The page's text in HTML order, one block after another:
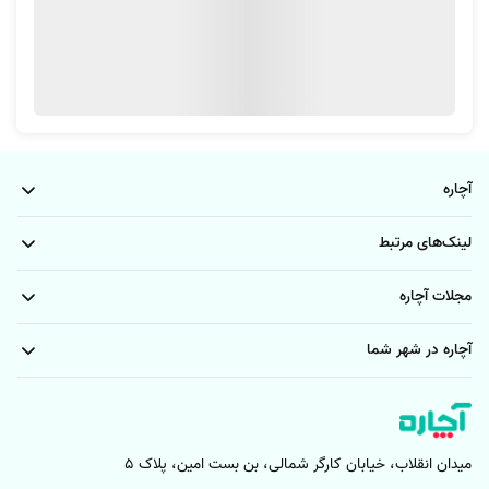
از آن‌جا که لازمه عملکرد یک نصاب تلویزیون در تورنتو، برقراری ارتباط و ارائه
ایرانی توسط آچاره با شما سینک می‌شود تا برای درک بهتر از مشکلات فنی و
مفاهیم فنی به زبان انگلیسی را تجربه نکنید.
خدمات نصب تلویزیون روی دیوار در تورنتو با آچاره شامل چه
مواردی می‌شود؟
نصب صحیح تلویزیون و تجهیزات جانبی آن، تاثیر مستقیمی بر کیفیت تماشای
کابل‌کشی و استفاده از ابزار مناسب اهمیت زیادی دارد. وقتی تمامی این مراحل
به شکل دقیق انجام شوند، از نظر ایمنی، زیبایی فضا و عملکرد دستگاه نتیجه
مطلوب‌تری خواهید داشت. خدمات نصب تلویزیون در آچاره تورنتو با رویکردی
آچاره
لینک‌های مرتبط
مجلات آچاره
آچاره در شهر شما
میدان انقلاب، خیابان کارگر شمالی، بن بست امین، پلاک 5